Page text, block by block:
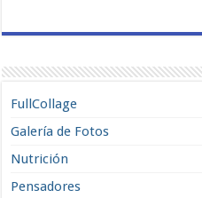
FullCollage
Galería de Fotos
Nutrición
Pensadores